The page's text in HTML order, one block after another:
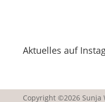
Aktuelles auf
Copyright ©2026 Sunja